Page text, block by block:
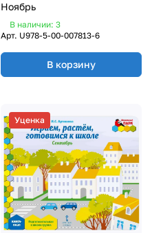
Ноябрь
В наличии: 3
Арт. U978-5-00-007813-6
В корзину
Уценка